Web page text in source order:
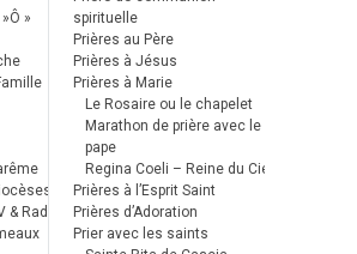
»
Radio
spirituelle
Prières au Père
Prières à Jésus
Prières à Marie
Le Rosaire ou le chapelet
Marathon de prière avec le
pape
Regina Coeli – Reine du Ciel
Prières à l’Esprit Saint
Prières d’Adoration
Prier avec les saints